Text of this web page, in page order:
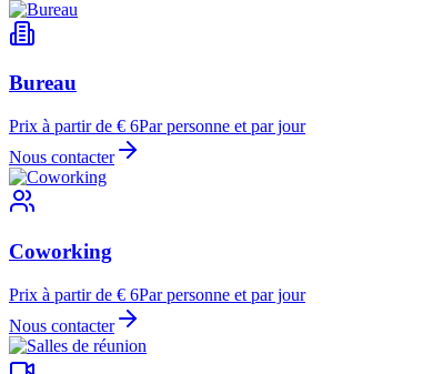
Bureau
Prix à partir de € 6Par personne et par jour
Nous contacter
Coworking
Prix à partir de € 6Par personne et par jour
Nous contacter